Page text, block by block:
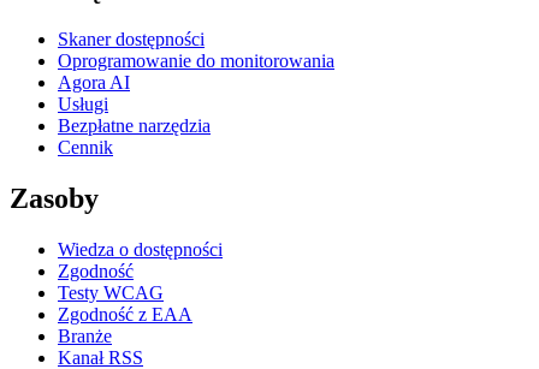
Skaner dostępności
Oprogramowanie do monitorowania
Agora AI
Usługi
Bezpłatne narzędzia
Cennik
Zasoby
Wiedza o dostępności
Zgodność
Testy WCAG
Zgodność z EAA
Branże
Kanał RSS